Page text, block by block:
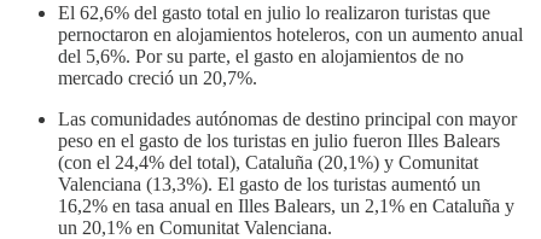
El 62,6% del gasto total en julio lo realizaron turistas que
pernoctaron en alojamientos hoteleros, con un aumento anual
del 5,6%. Por su parte, el gasto en alojamientos de no
mercado creció un 20,7%.
Las comunidades autónomas de destino principal con mayor
peso en el gasto de los turistas en julio fueron Illes Balears
(con el 24,4% del total), Cataluña (20,1%) y Comunitat
Valenciana (13,3%). El gasto de los turistas aumentó un
16,2% en tasa anual en Illes Balears, un 2,1% en Cataluña y
un 20,1% en Comunitat Valenciana.